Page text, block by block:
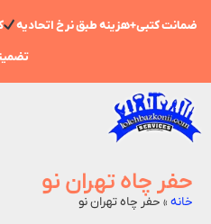
ضمانت کتبی+هزینه طبق نرخ اتحادیه
حفر چاه تهران نو
خانه » حفر چاه تهران نو